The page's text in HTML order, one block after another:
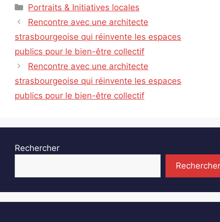
Catégories
Portraits & Initiatives locales
Rencontre avec une architecte
strasbourgeoise qui réinvente les espaces
publics pour le bien-être collectif
Rencontre avec une architecte
strasbourgeoise qui réinvente les espaces
publics pour le bien-être collectif
Rechercher
Rechercher